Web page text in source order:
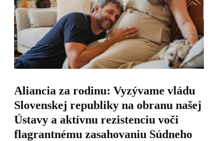
Aliancia za rodinu: Vyzývame vládu
Slovenskej republiky na obranu našej
Ústavy a aktívnu rezistenciu voči
flagrantnému zasahovaniu Súdneho